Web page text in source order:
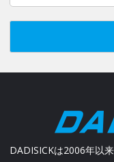
DADISICKは2006年以